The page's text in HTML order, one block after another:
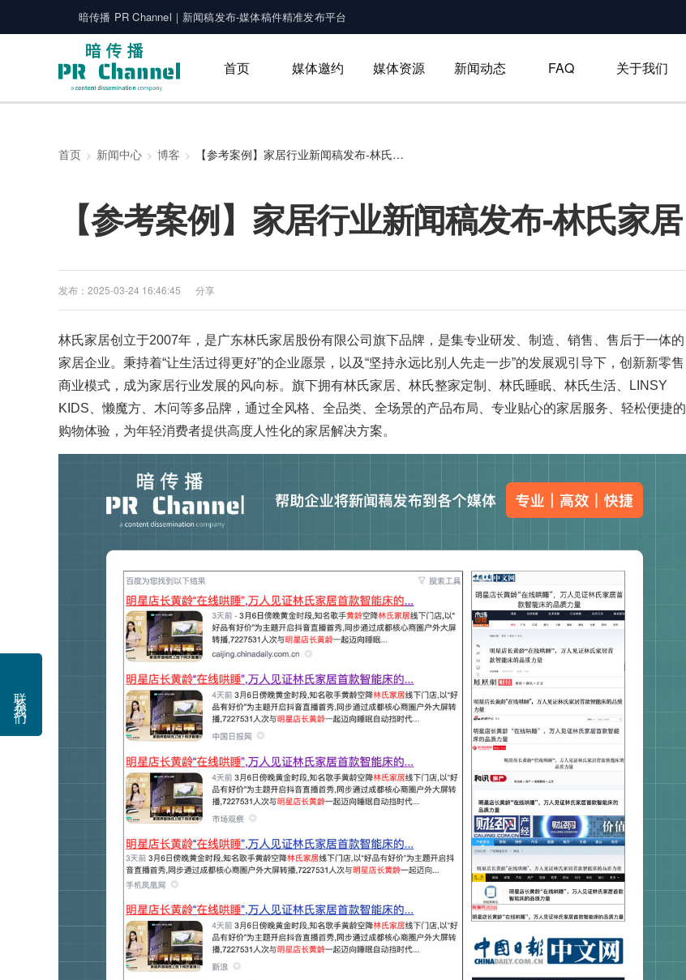
联系我们
暗传播 PR Channel｜新闻稿发布-媒体稿件精准发布平台
首页 媒体邀约 媒体资源 新闻动态 FAQ 关于我们
首页 新闻中心 博客 【参考案例】家居行业新闻稿发布-林氏家居
【参考案例】家居行业新闻稿发布-林氏家居
发布：2025-03-24 16:46:45 分享
林氏家居创立于2007年，是广东林氏家居股份有限公司旗下品牌，是集专业研发、制造、销售、售后于一体的
家居企业。秉持着“让生活过得更好”的企业愿景，以及“坚持永远比别人先走一步”的发展观引导下，创新新零售
商业模式，成为家居行业发展的风向标。旗下拥有林氏家居、林氏整家定制、林氏睡眠、林氏生活、LINSY
KIDS、懒魔方、木问等多品牌，通过全风格、全品类、全场景的产品布局、专业贴心的家居服务、轻松便捷的
购物体验，为年轻消费者提供高度人性化的家居解决方案。